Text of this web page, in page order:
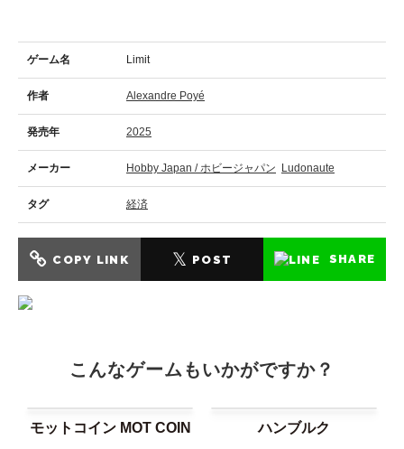
ゲーム名 Limit
作者 Alexandre Poyé
発売年 2025
メーカー Hobby Japan / ホビージャパン Ludonaute
タグ 経済
COPY LINK 𝕏 POST SHARE
こんなゲームもいかがですか？
モットコイン MOT COIN ハンブルク